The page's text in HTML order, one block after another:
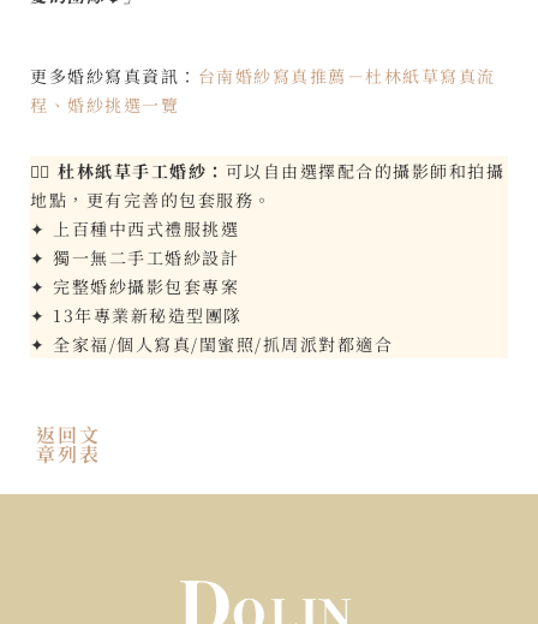
更多婚紗寫真資訊： 台南婚紗寫真推薦－杜林紙草寫真流
程、婚紗挑選一覽
👰‍♀️ 杜林紙草手工婚紗： 可以自由選擇配合的攝影師和拍攝
地點，更有完善的包套服務。
✦ 上百種中西式禮服挑選
✦ 獨一無二手工婚紗設計
✦ 完整婚紗攝影包套專案
✦ 13年專業新秘造型團隊
✦ 全家福/個人寫真/閨蜜照/抓周派對都適合
返回文
章列表